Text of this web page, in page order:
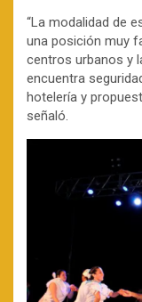
“La modalidad de
una posición muy
centros urbanos y
encuentra
hotelería y
señaló.